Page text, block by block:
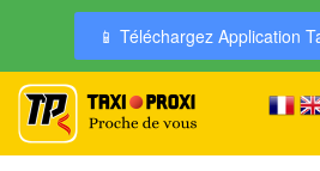
📱 Téléchargez Application